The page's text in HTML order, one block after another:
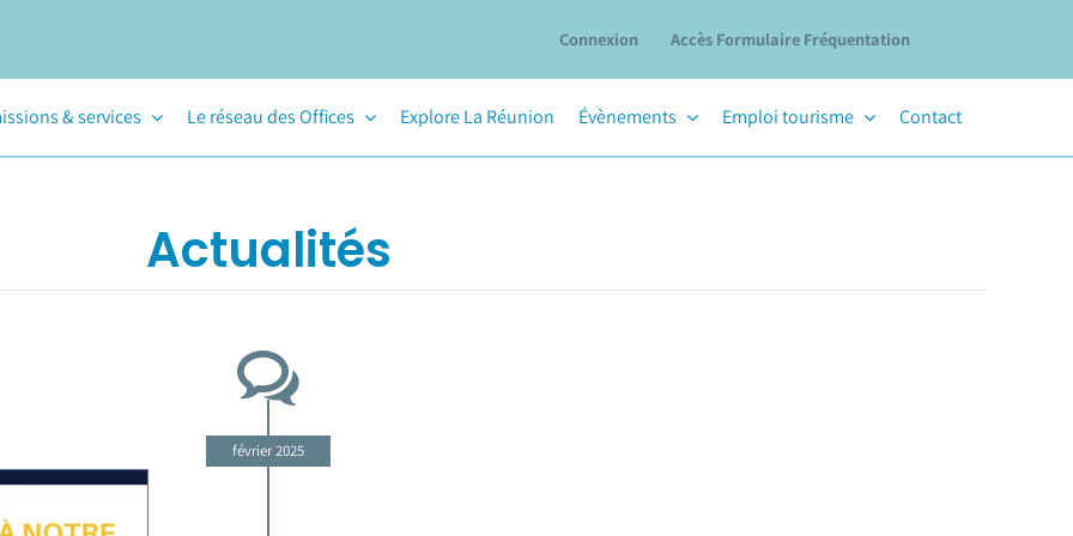
Connexion Accès Formulaire Fréquentation
& services Le réseau des Offices Explore La Réunion Évènements Emploi tourisme Contact
Actualités
février 2025